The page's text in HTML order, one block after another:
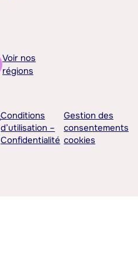
Voir nos
régions
Conditions
d’utilisation –
Confidentialité
Gestion des
consentements
cookies